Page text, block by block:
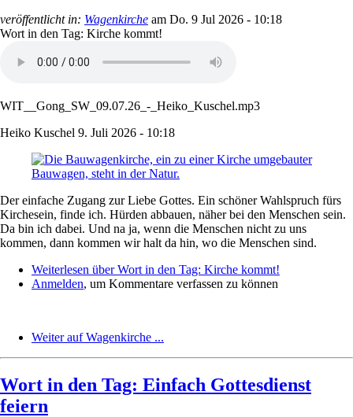
veröffentlicht in: Wagenkirche am Do. 9 Jul 2026 - 10:18
Wort in den Tag: Kirche kommt!
WIT__Gong_SW_09.07.26_-_Heiko_Kuschel.mp3
Heiko Kuschel 9. Juli 2026 - 10:18
Der einfache Zugang zur Liebe Gottes. Ein schöner Wahlspruch fürs
Kirchesein, finde ich. Hürden abbauen, näher bei den Menschen sein.
Da bin ich dabei. Und na ja, wenn die Menschen nicht zu uns
kommen, dann kommen wir halt da hin, wo die Menschen sind.
Weiterlesen über Wort in den Tag: Kirche kommt!
Anmelden, um Kommentare verfassen zu können
Weiter auf Wagenkirche ...
Wort in den Tag: Einfach Gottesdienst
feiern